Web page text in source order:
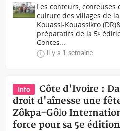
Les conteurs, conteuses
culture des villages de
Kouassi-Kouassikro
préparatifs de la 5ᵉ
Contes...
il y a 1 semaine
Info
Côte d'Ivoire :
droit d'aînesse une
Zôkpa-Gôlo
force pour sa 5e édition